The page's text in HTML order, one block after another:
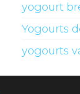
yogourt
Yogourts
yogourts